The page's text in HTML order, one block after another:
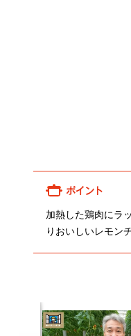
加熱した鶏肉にラ
りおいしいレモン